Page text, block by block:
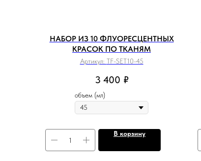
НАБОР ИЗ 10 ФЛУОРЕСЦЕНТНЫХ
КРАСОК ПО ТКАНЯМ
Артикул: TF-SET10-45
3 400 ₽
объем (мл)
В корзину